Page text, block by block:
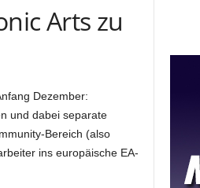
Arts zu
Dezember:
und dabei separate
Bereich (also
ins europäische EA-